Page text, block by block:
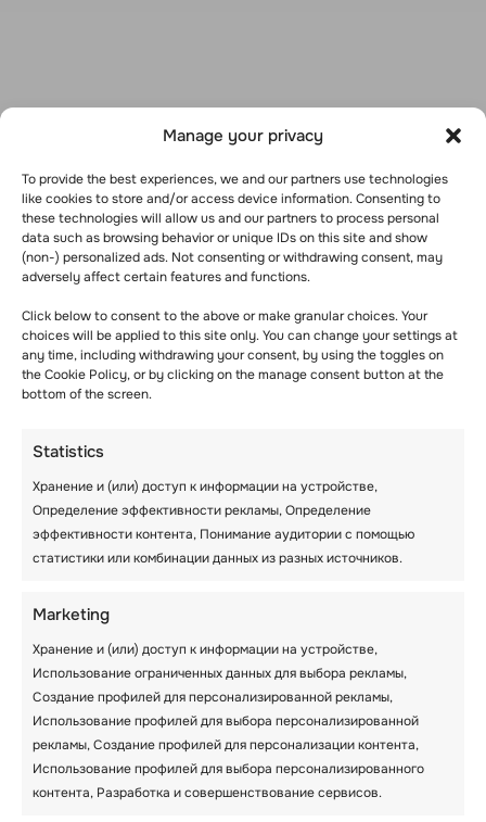
Manage your privacy
To provide the best experiences, we and our partners use technologies
like cookies to store and/or access device information. Consenting to
these technologies will allow us and our partners to process personal
data such as browsing behavior or unique IDs on this site and show
(non-) personalized ads. Not consenting or withdrawing consent, may
adversely affect certain features and functions.
Click below to consent to the above or make granular choices. Your
choices will be applied to this site only. You can change your settings at
any time, including withdrawing your consent, by using the toggles on
the Cookie Policy, or by clicking on the manage consent button at the
bottom of the screen.
Statistics
Хранение и (или) доступ к информации на устройстве,
Определение эффективности рекламы, Определение
эффективности контента, Понимание аудитории с помощью
статистики или комбинации данных из разных источников.
Marketing
Хранение и (или) доступ к информации на устройстве,
Использование ограниченных данных для выбора рекламы,
Создание профилей для персонализированной рекламы,
Использование профилей для выбора персонализированной
рекламы, Создание профилей для персонализации контента,
Использование профилей для выбора персонализированного
контента, Разработка и совершенствование сервисов.